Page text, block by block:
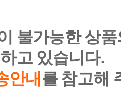
불가능한 상
고 있습니다.
안내 를 참고해